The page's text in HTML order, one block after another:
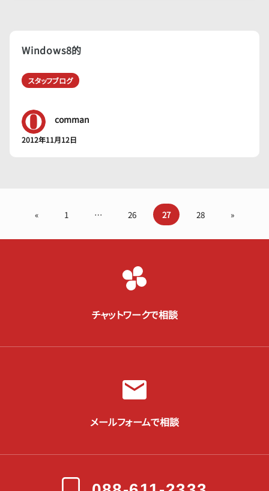
Windows8的
スタッフブログ
comman
2012年11月12日
« 1 … 26 27 28 »
チャットワークで相談
メールフォームで相談